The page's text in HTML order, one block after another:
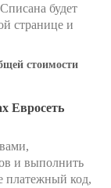
будет
странице и
стоимости
Евросеть
и выполнить
платежный код,